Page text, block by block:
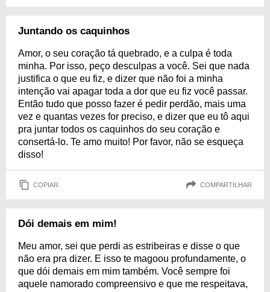
Juntando os caquinhos
Amor, o seu coração tá quebrado, e a culpa é toda
minha. Por isso, peço desculpas a você. Sei que nada
justifica o que eu fiz, e dizer que não foi a minha
intenção vai apagar toda a dor que eu fiz você passar.
Então tudo que posso fazer é pedir perdão, mais uma
vez e quantas vezes for preciso, e dizer que eu tô aqui
pra juntar todos os caquinhos do seu coração e
consertá-lo. Te amo muito! Por favor, não se esqueça
disso!
COPIAR COMPARTILHAR
Dói demais em mim!
Meu amor, sei que perdi as estribeiras e disse o que
não era pra dizer. E isso te magoou profundamente, o
que dói demais em mim também. Você sempre foi
aquele namorado compreensivo e que me respeitava,